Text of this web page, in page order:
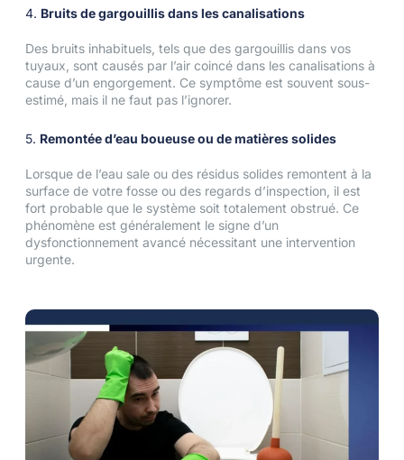
4. Bruits de gargouillis dans les canalisations
Des bruits inhabituels, tels que des gargouillis dans vos
tuyaux, sont causés par l’air coincé dans les canalisations à
cause d’un engorgement. Ce symptôme est souvent sous-
estimé, mais il ne faut pas l’ignorer.
5. Remontée d’eau boueuse ou de matières solides
Lorsque de l’eau sale ou des résidus solides remontent à la
surface de votre fosse ou des regards d’inspection, il est
fort probable que le système soit totalement obstrué. Ce
phénomène est généralement le signe d’un
dysfonctionnement avancé nécessitant une intervention
urgente.